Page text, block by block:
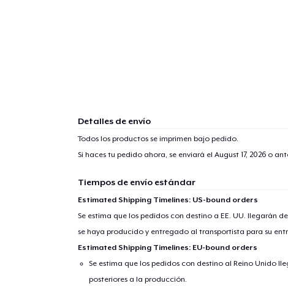
Detalles de envío
Todos los productos se imprimen bajo pedido.
Si haces tu pedido ahora, se enviará el August 17, 2026o
Tiempos de envío estándar
Estimated Shipping Timelines: US-bound orders
Se estima que los pedidos con destino a EE. UU. llegarán
se haya producido y entregado al transportista para su
Estimated Shipping Timelines: EU-bound orders
Se estima que los pedidos con destino al Reino Unido
posteriores a la producción.